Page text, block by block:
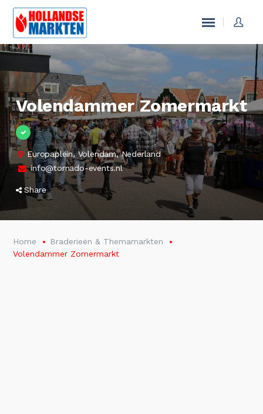
Volendammer Zomermarkt
Europaplein, Volendam, Nederland
info@tornado-events.nl
Share
Home
Braderieën & Themamarkten
Volendammer Zomermarkt